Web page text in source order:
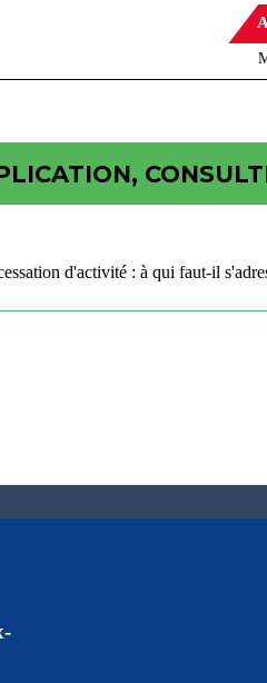
d'activité : à qui faut-il